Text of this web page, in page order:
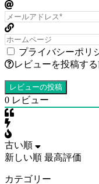
プライバシーポリ
レビューを投稿す
0 レビュー
古い順
新しい順 最高評価
カテゴリー